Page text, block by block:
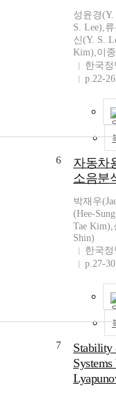
성윤경
S. Lee),
신(Y. S.
Kim),이
한국
p.22-26
6
자동차
소음분
박재우
(Hee-
Tae Kim),
Shin)
한국
p.27-30
7
Stability
Systems